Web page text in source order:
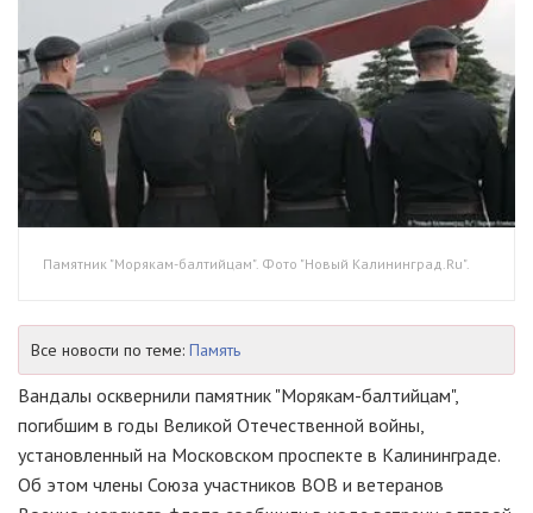
Памятник "Морякам-балтийцам". Фото "Новый Калининград.Ru".
Все новости по теме: Память
Вандалы осквернили памятник "Морякам-балтийцам",
погибшим в годы Великой Отечественной войны,
установленный на Московском проспекте в Калининграде.
Об этом члены Союза участников ВОВ и ветеранов